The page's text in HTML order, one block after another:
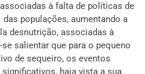
à falta de políticas de
populações, aumentando a
desnutrição, associadas à
salientar que para o pequeno
de sequeiro, os eventos
haja vista a sua